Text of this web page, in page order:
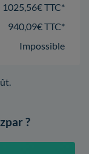
1025,56€ TTC*
940,09€ TTC*
Impossible
?